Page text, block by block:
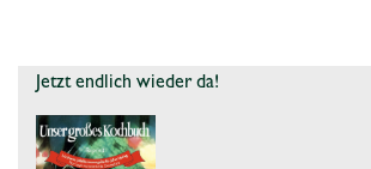
Jetzt endlich wieder da!